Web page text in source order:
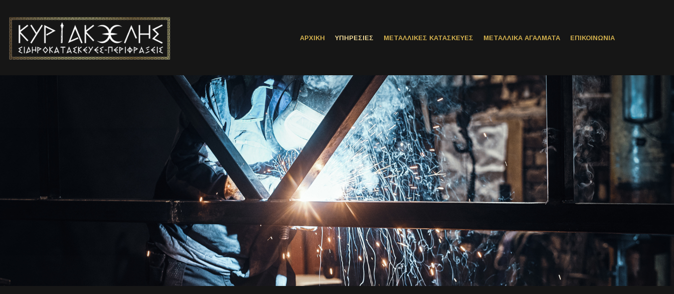
ΑΡΧΙΚΗ ΥΠΗΡΕΣΙΕΣ ΜΕΤΑΛΛΙΚΕΣ ΚΑΤΑΣΚΕΥΕΣ ΜΕΤΑΛΛΙΚΑ ΑΓΑΛΜΑΤΑ ΕΠΙΚΟΙΝΩΝΙΑ